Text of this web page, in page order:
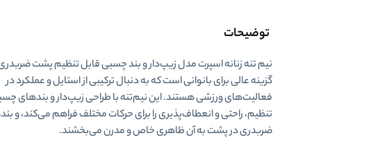
توضیحات
نیم‌ تنه زنانه اسپرتمدل زیپ‌دار و بند چسبی قابل تنظیم پشت
گزینه عالی برای بانوانی است که به دنبال ترکیبی از استایل و عملکرد در
فعالیت‌های ورزشی هستند. این نیم‌تنه با طراحی زیپ‌دار و بندهای
تنظیم، راحتی و انعطاف‌پذیری را برای حرکات مختلف فراهم می‌کند، و
ضربدری در پشت به آن ظاهری خاص و مدرن می‌بخشند.